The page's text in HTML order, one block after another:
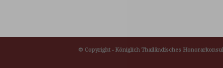
© Copyright - Königlich Thailändisches